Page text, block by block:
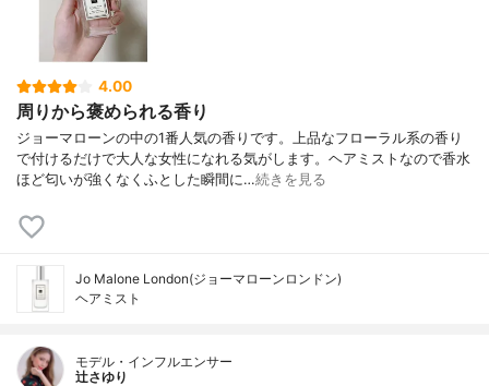
4.00
周りから褒められる香り
ジョーマローンの中の1番人気の香りです。上品なフローラル系の香り
で付けるだけで大人な女性になれる気がします。ヘアミストなので香水
ほど匂いが強くなくふとした瞬間に…続きを見る
Jo Malone London(ジョーマローンロンドン)
ヘアミスト
モデル・インフルエンサー
辻さゆり